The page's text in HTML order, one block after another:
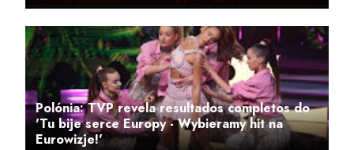
Polónia: TVP revela resultados completos do
'Tu bije serce Europy - Wybieramy hit na
Eurowizje!'